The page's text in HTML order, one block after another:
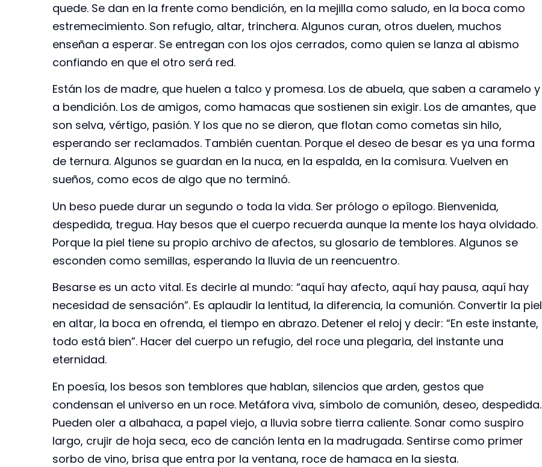
quede. Se dan en la frente como bendición, en la mejilla como saludo, en la boca como
estremecimiento. Son refugio, altar, trinchera. Algunos curan, otros duelen, muchos
enseñan a esperar. Se entregan con los ojos cerrados, como quien se lanza al abismo
confiando en que el otro será red.
Están los de madre, que huelen a talco y promesa. Los de abuela, que saben a caramelo y
a bendición. Los de amigos, como hamacas que sostienen sin exigir. Los de amantes, que
son selva, vértigo, pasión. Y los que no se dieron, que flotan como cometas sin hilo,
esperando ser reclamados. También cuentan. Porque el deseo de besar es ya una forma
de ternura. Algunos se guardan en la nuca, en la espalda, en la comisura. Vuelven en
sueños, como ecos de algo que no terminó.
Un beso puede durar un segundo o toda la vida. Ser prólogo o epílogo. Bienvenida,
despedida, tregua. Hay besos que el cuerpo recuerda aunque la mente los haya olvidado.
Porque la piel tiene su propio archivo de afectos, su glosario de temblores. Algunos se
esconden como semillas, esperando la lluvia de un reencuentro.
Besarse es un acto vital. Es decirle al mundo: “aquí hay afecto, aquí hay pausa, aquí hay
necesidad de sensación”. Es aplaudir la lentitud, la diferencia, la comunión. Convertir la piel
en altar, la boca en ofrenda, el tiempo en abrazo. Detener el reloj y decir: “En este instante,
todo está bien”. Hacer del cuerpo un refugio, del roce una plegaria, del instante una
eternidad.
En poesía, los besos son temblores que hablan, silencios que arden, gestos que
condensan el universo en un roce. Metáfora viva, símbolo de comunión, deseo, despedida.
Pueden oler a albahaca, a papel viejo, a lluvia sobre tierra caliente. Sonar como suspiro
largo, crujir de hoja seca, eco de canción lenta en la madrugada. Sentirse como primer
sorbo de vino, brisa que entra por la ventana, roce de hamaca en la siesta.